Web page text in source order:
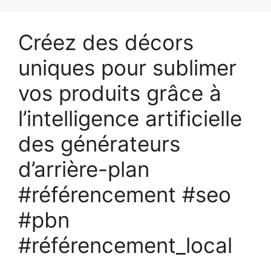
Créez des décors
uniques pour sublimer
vos produits grâce à
l’intelligence artificielle
des générateurs
d’arrière-plan
#référencement #seo
#pbn
#référencement_local